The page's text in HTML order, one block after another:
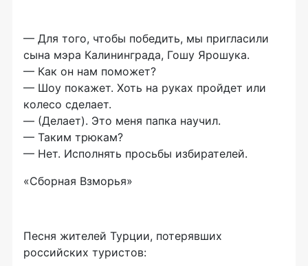
— Для того, чтобы победить, мы пригласили
сына мэра Калининграда, Гошу Ярошука.
— Как он нам поможет?
— Шоу покажет. Хоть на руках пройдет или
колесо сделает.
— (Делает). Это меня папка научил.
— Таким трюкам?
— Нет. Исполнять просьбы избирателей.
«Сборная Взморья»
Песня жителей Турции, потерявших
российских туристов: